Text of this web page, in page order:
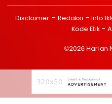
Disclaimer Redaksi Info
Kode Etik
©2026 Harian